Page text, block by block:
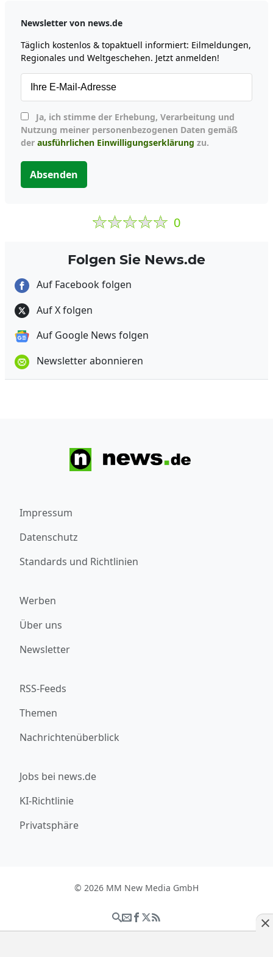
Newsletter von news.de
Täglich kostenlos & topaktuell informiert: Eilmeldungen,
Regionales und Weltgeschehen. Jetzt anmelden!
Nutzung meiner personenbezogenen Daten gemäß
der ausführlichen Einwilligungserklärung zu.
Absenden
0
Folgen Sie News.de
Auf Facebook folgen
Auf X folgen
Auf Google News folgen
Newsletter abonnieren
Impressum
Datenschutz
Standards und Richtlinien
Werben
Über uns
Newsletter
RSS-Feeds
Themen
Nachrichtenüberblick
Jobs bei news.de
KI-Richtlinie
Privatsphäre
© 2026 MM New Media GmbH